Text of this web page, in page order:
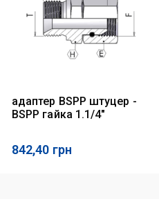
адаптер BSPP штуцер -
BSPP гайка 1.1/4"
842,40 грн